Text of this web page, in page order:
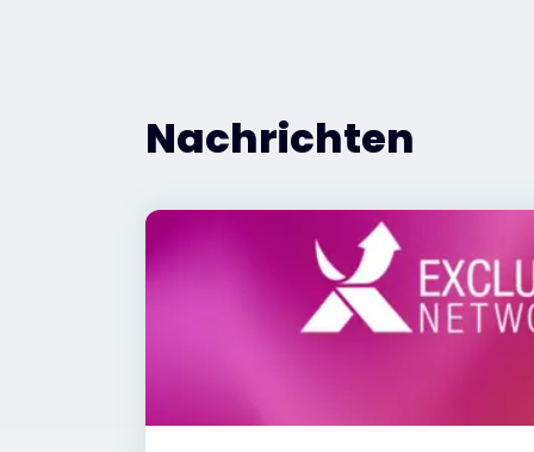
Nachrichten